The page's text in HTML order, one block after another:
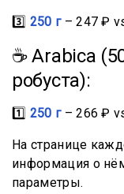
3️⃣ 250 г– 247 ₽
☕ Arabica
робуста):
1️⃣ 250 г– 266 ₽
На странице
информация о
параметры.